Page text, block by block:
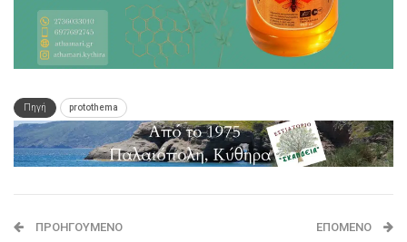
Πηγή protothema
ΠΡΟΗΓΟΎΜΕΝΟ ΕΠΌΜΕΝΟ